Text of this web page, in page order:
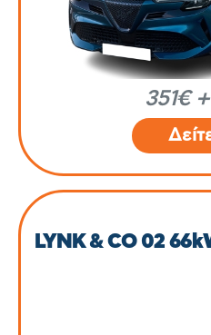
351€
LYNK & CO 02